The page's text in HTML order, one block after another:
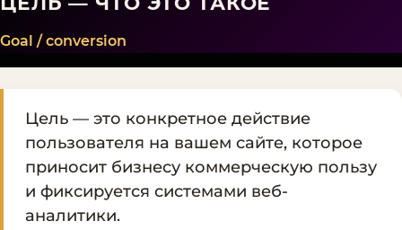
Goal / conversion
Цель — это конкретное действие
пользователя на вашем сайте, которое
приносит бизнесу коммерческую пользу
и фиксируется системами веб-
аналитики.